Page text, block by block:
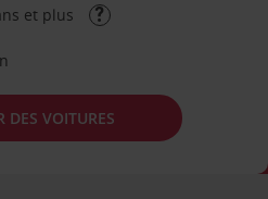
et plus
DES VOITURES